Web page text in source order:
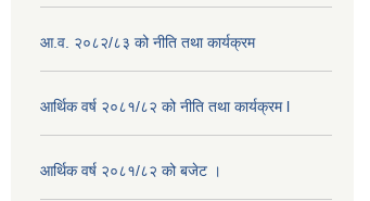
आ.व. २०८२/८३ को नीति तथा कार्यक्रम
आर्थिक वर्ष २०८१/८२ को नीति तथा कार्यक्रम l
आर्थिक वर्ष २०८१/८२ को बजेट ।